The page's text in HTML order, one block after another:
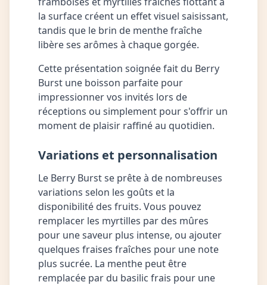
la surface créent un effet visuel saisissant,
tandis que le brin de menthe fraîche
libère ses arômes à chaque gorgée.
Cette présentation soignée fait du Berry
Burst une boisson parfaite pour
impressionner vos invités lors de
réceptions ou simplement pour s'offrir un
moment de plaisir raffiné au quotidien.
Variations et personnalisation
Le Berry Burst se prête à de nombreuses
variations selon les goûts et la
disponibilité des fruits. Vous pouvez
remplacer les myrtilles par des mûres
pour une saveur plus intense, ou ajouter
quelques fraises fraîches pour une note
plus sucrée. La menthe peut être
remplacée par du basilic frais pour une